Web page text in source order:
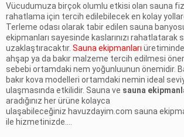
Vücudumuza birçok olumlu etkisi olan sauna
rahatlama için tercih edilebilecek en kolay
Terleme odası olarak tabir edilen sauna
ekipmanları sayesinde kaslarınızı rahatlatarak
uzaklaştıracaktır. Sauna ekipmanları
ahşap ya da bakır malzeme tercih edilmesi
sebebi ortamdaki nem yoğunluunun önemidir.
bakır kova modelleri ortamdaki nemin ideal
ulaşmasında etkilidir. Sauna ve sauna
aradığınız her ürüne kolayca
ulaşabileceğiniz havuzdayim.com sauna
ile hizmetinizde….